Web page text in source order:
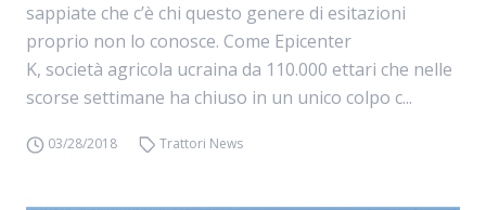
sappiate che c’è chi questo genere di esitazioni
proprio non lo conosce. Come Epicenter
K, società agricola ucraina da 110.000 ettari che nelle
scorse settimane ha chiuso in un unico colpo c...
03/28/2018 Trattori News